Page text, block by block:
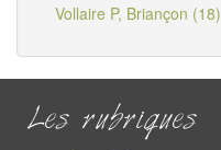
Vollaire P, Briançon (18)
Les rubriques